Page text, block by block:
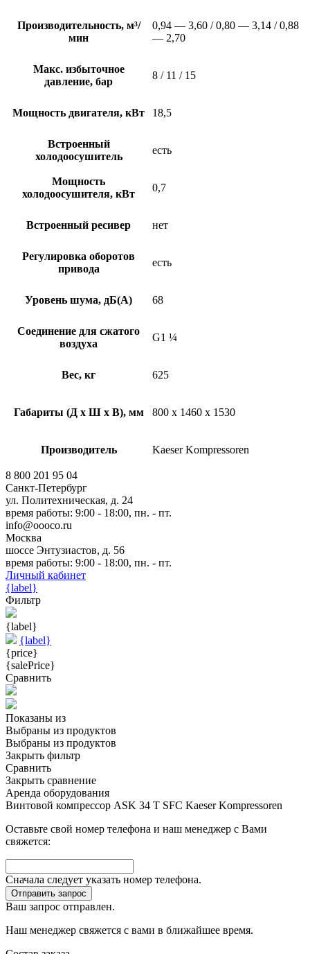
Производительность, м³/
мин
0,94 — 3,60 / 0,80 — 3,14 / 0,88
— 2,70
Макс. избыточное
давление, бар
8 / 11 / 15
Мощность двигателя, кВт 18,5
Встроенный
холодоосушитель
есть
Мощность
холодоосушителя, кВт
0,7
Встроенный ресивер нет
Регулировка оборотов
привода
есть
Уровень шума, дБ(А) 68
Соединение для сжатого
воздуха
G1 ¼
Вес, кг 625
Габариты (Д х Ш х В), мм 800 x 1460 x 1530
Производитель Kaeser Kompressoren
8 800 201 95 04
Санкт-Петербург
ул. Политехническая, д. 24
время работы: 9:00 - 18:00, пн. - пт.
info@oooco.ru
Москва
шоссе Энтузиастов, д. 56
время работы: 9:00 - 18:00, пн. - пт.
Личный кабинет
{label}
Фильтр
{label}
{label}
{price}
{salePrice}
Сравнить
Показаны из
Выбраны из продуктов
Выбраны из продуктов
Закрыть фильтр
Сравнить
Закрыть сравнение
Аренда оборудования
Винтовой компрессор ASK 34 T SFC Kaeser Kompressoren
Оставьте свой номер телефона и наш менеджер с Вами
свяжется:
Сначала следует указать номер телефона.
Отправить запрос
Ваш запрос отправлен.
Наш менеджер свяжется с вами в ближайшее время.